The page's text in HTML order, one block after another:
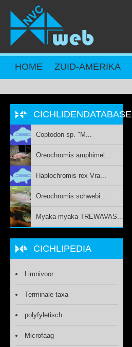
Overslaan en naar de inhoud gaan
HOME ZUID-AMERIKA
CICHLIDENDATABASE
Coptodon sp. "M...
Oreochromis amphimel...
Haplochromis rex Vra...
Oreochromis schwebi...
Myaka myaka TREWAVAS...
CICHLIPEDIA
Limnivoor
Terminale taxa
polyfyletisch
Microfaag